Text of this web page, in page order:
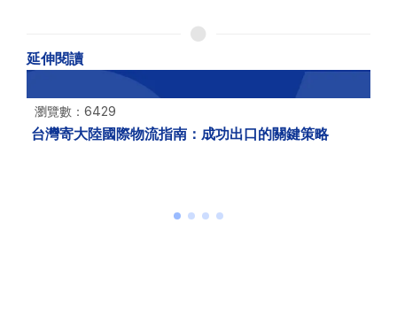
延伸閱讀
瀏覽數：182351
海外購物關稅怎麼算？超過2000課稅多少?一篇搞懂